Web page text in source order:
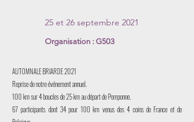
25 et 26 septembre 2021
Organisation : G503
AUTOMNALE BRIARDE 2021
Reprise de notre événement annuel.
100 km sur 4 boucles de 25 km au départ de Pomponne.
67 participants dont 34 pour 100 km venus des 4 coins de France et de